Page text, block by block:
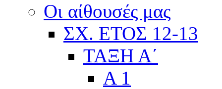
Οι αίθουσές μας
ΣΧ. ΕΤΟΣ 12-13
ΤΑΞΗ Α΄
Α 1